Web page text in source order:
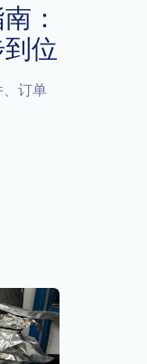
：
位
、订单